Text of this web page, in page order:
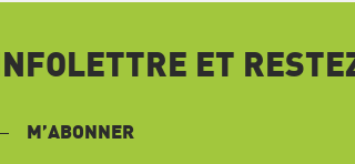
ET
M’ABONNER